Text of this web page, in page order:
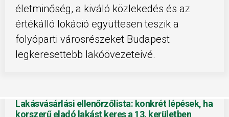
életminőség, a kiváló közlekedés és az
értékálló lokáció együttesen teszik a
folyóparti városrészeket Budapest
legkeresettebb lakóövezeteivé.
Lakásvásárlási ellenőrzőlista: konkrét lépések, ha
korszerű eladó lakást keres a 13. kerületben